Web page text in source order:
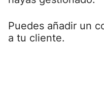
Puedes añadir un
a tu cliente.